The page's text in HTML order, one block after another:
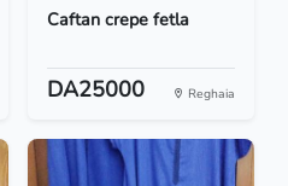
Caftan crepe fetla
DA25000 Reghaia